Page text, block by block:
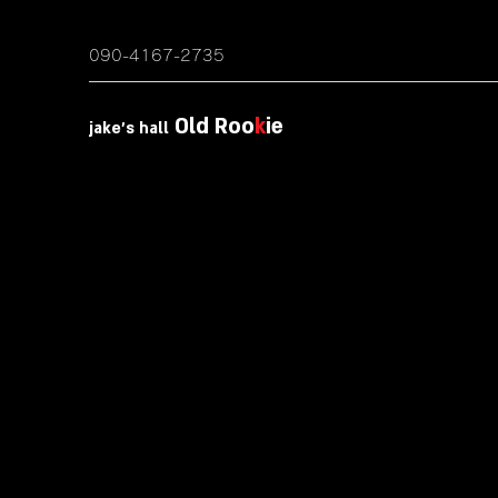
090-4167-2735
jake's hall Old Rookie